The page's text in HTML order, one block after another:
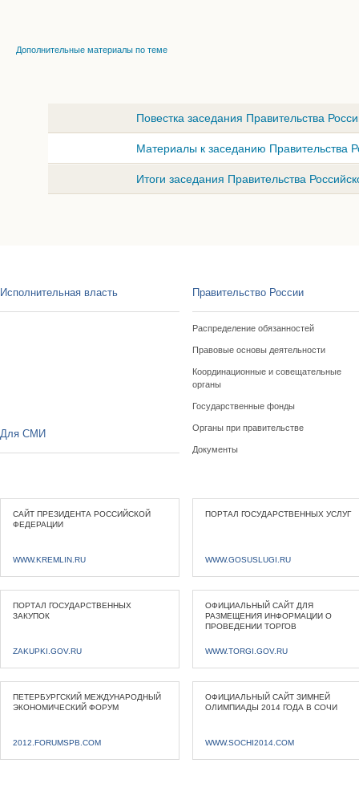
Дополнительные материалы по теме
Повестка заседания Правительства
Материалы к заседанию Правительства
Итоги заседания Правительства
Исполнительная власть Правительство России
Распределение обязанностей
Правовые основы деятельности
Координационные и совещательные
органы
Государственные фонды
Органы при правительстве
Документы
Для СМИ
САЙТ ПРЕЗИДЕНТА РОССИЙСКОЙ
ФЕДЕРАЦИИ
WWW.KREMLIN.RU
ПОРТАЛ ГОСУДАРСТВЕННЫХ УСЛУГ
WWW.GOSUSLUGI.RU
ПОРТАЛ ГОСУДАРСТВЕННЫХ
ЗАКУПОК
ZAKUPKI.GOV.RU
ОФИЦИАЛЬНЫЙ САЙТ ДЛЯ
РАЗМЕЩЕНИЯ ИНФОРМАЦИИ О
ПРОВЕДЕНИИ ТОРГОВ
WWW.TORGI.GOV.RU
ПЕТЕРБУРГСКИЙ МЕЖДУНАРОДНЫЙ
ЭКОНОМИЧЕСКИЙ ФОРУМ
2012.FORUMSPB.COM
ОФИЦИАЛЬНЫЙ САЙТ ЗИМНЕЙ
ОЛИМПИАДЫ 2014 ГОДА В СОЧИ
WWW.SOCHI2014.COM